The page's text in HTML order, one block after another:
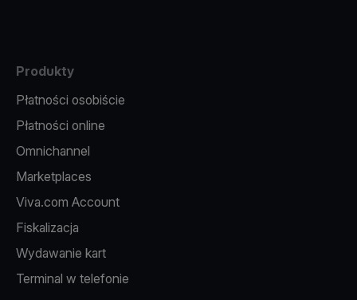
Produkty
Płatności osobiście
Płatności online
Omnichannel
Marketplaces
Viva.com Account
Fiskalizacja
Wydawanie kart
Terminal w telefonie